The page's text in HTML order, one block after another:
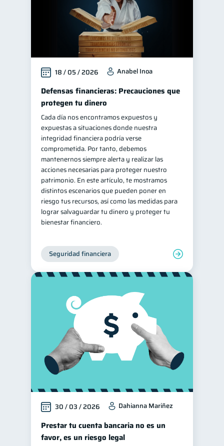
18 / 05 / 2026 Anabel Inoa
Defensas financieras: Precauciones que
protegen tu dinero
Cada día nos encontramos expuestos y
expuestas a situaciones donde nuestra
integridad financiera podría verse
comprometida. Por tanto, debemos
mantenernos siempre alerta y realizar las
acciones necesarias para proteger nuestro
patrimonio. En este artículo, te mostramos
distintos escenarios que pueden poner en
riesgo tus recursos, así como las medidas para
lograr salvaguardar tu dinero y proteger tu
bienestar financiero.
Seguridad financiera
30 / 03 / 2026 Dahianna Mariñez
Prestar tu cuenta bancaria no es un
favor, es un riesgo legal